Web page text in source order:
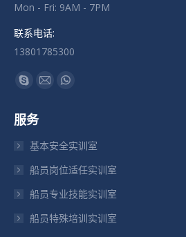
Mon - Fri: 9AM - 7PM
联系电话:
13801785300
找到我们：
Skype
在
新
口
中
打
Mail
新
口
中
打
Whatsapp
新
口
中
打
服务
基本安全实训室
船员岗位适任实训室
船员专业技能实训室
船员特殊培训实训室